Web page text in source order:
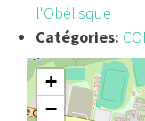
l'Obélisque
Catégories:
+
−